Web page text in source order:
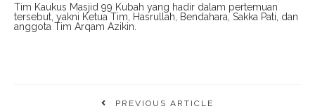
Tim Kaukus Masjid 99 Kubah yang hadir dalam pertemuan
tersebut, yakni Ketua Tim, Hasrullah, Bendahara, Sakka Pati, dan
anggota Tim Arqam Azikin.
PREVIOUS ARTICLE